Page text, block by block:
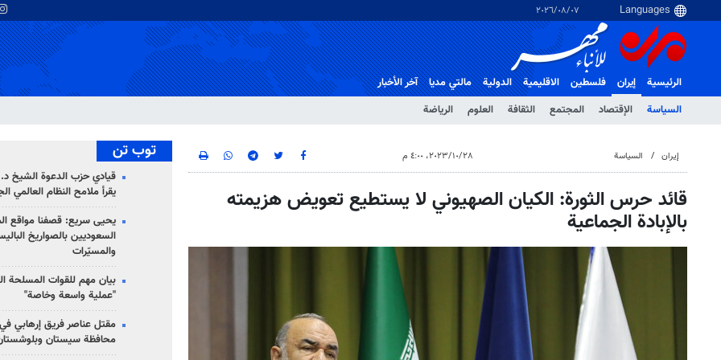
٠٧‏/٠٨‏/٢٠٢٦
الرئيسية
إيران
السياسة
الإقتصاد المجتمع الثقافة العلوم الرياضة
فلسطین الاقلیمیة الدولية مالتي مدیا آخر الأخبار
إيران السياسة ٢٨‏/١٠‏/٢٠٢٣، ٤:٠٠ م
قائد حرس الثورة: الكيان الصهيوني لا يستطيع تعويض هزيمته
بالإبادة الجماعية
توب تن
قيادي حزب الدعوة الشيخ
يقرأ ملامح النظام العالمي
يحيى سريع: قصفنا مواقع
السعوديين بالصواريخ
والمسيّرات
بيان مهم للقوات المسلحة
"عملية واسعة وخاصة"
مقتل عناصر فريق إرهابي
محافظة سيستان